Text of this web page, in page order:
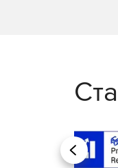
Назад